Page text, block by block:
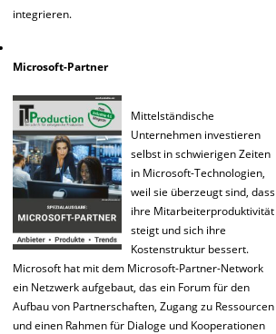
integrieren.
Microsoft-Partner
Mittelständische
Unternehmen investieren
selbst in schwierigen Zeiten
in Microsoft-Technologien,
weil sie überzeugt sind, dass
ihre Mitarbeiterproduktivität
steigt und sich ihre
Kostenstruktur bessert.
Microsoft hat mit dem Microsoft-Partner-Network
ein Netzwerk aufgebaut, das ein Forum für den
Aufbau von Partnerschaften, Zugang zu Ressourcen
und einen Rahmen für Dialoge und Kooperationen